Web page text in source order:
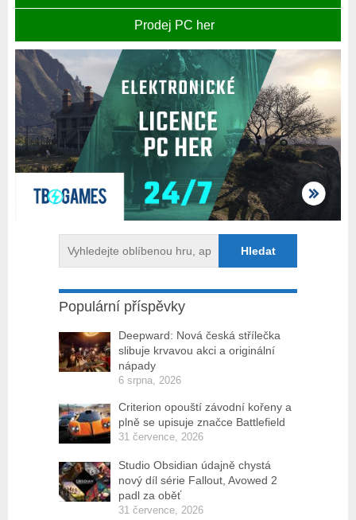
Prodej PC her
Populární příspěvky
Deepward: Nová česká střílečka
slibuje krvavou akci a originální
nápady
6 srpna, 2026
Criterion opouští závodní kořeny a
plně se upisuje značce Battlefield
31 července, 2026
Studio Obsidian údajně chystá
nový díl série Fallout, Avowed 2
padl za oběť
31 července, 2026